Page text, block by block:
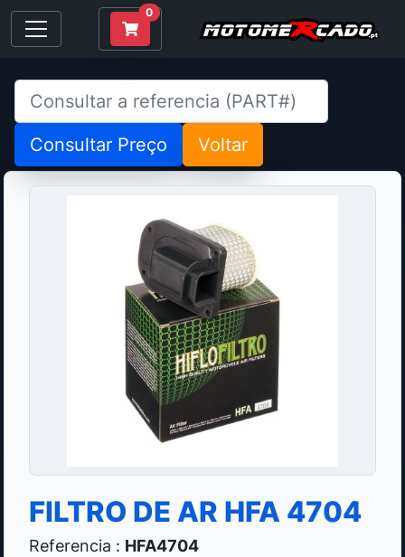
0
Consultar Preço Voltar
FILTRO DE AR HFA 4704
Referencia : HFA4704